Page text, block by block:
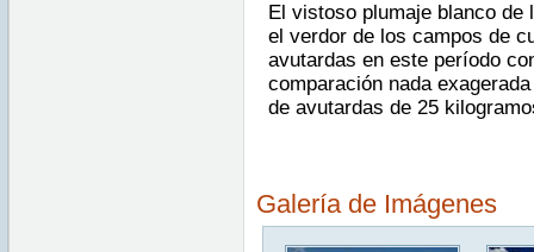
El vistoso plumaje blanco
el verdor de los campos de
avutardas en este período
comparación nada
de avutardas de 25
Galería de Imágenes